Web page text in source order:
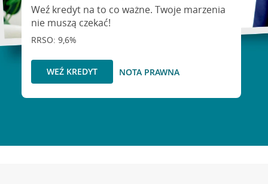
Weź kredyt na to co ważne. Twoje marzenia
nie muszą czekać!
RRSO: 9,6%
WEŹ KREDYT NOTA PRAWNA